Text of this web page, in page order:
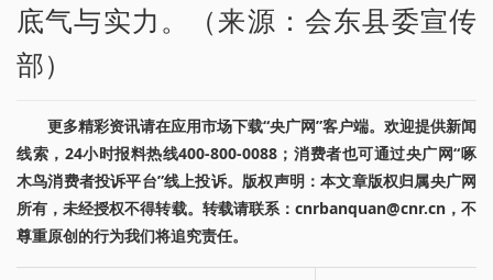
底气与实力。（来源：会东县委宣传
部）
更多精彩资讯请在应用市场下载“央广网”客户端。欢迎提供新闻
线索，24小时报料热线400-800-0088；消费者也可通过央广网“啄
木鸟消费者投诉平台”线上投诉。版权声明：本文章版权归属央广网
所有，未经授权不得转载。转载请联系：cnrbanquan@cnr.cn，不
尊重原创的行为我们将追究责任。